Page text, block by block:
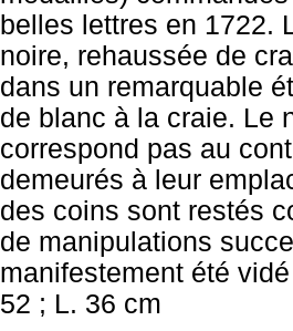
belles lettres en 1722.
noire, rehaussée de
dans un remarquable
de blanc à la craie. Le
correspond pas au
demeurés à leur
des coins sont restés
de manipulations
manifestement été
52 ; L. 36 cm